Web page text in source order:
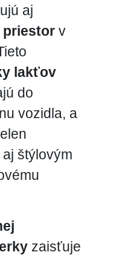
aj
priestorv
lakťov
do
vozidla, a
štýlovým
zaisťuje